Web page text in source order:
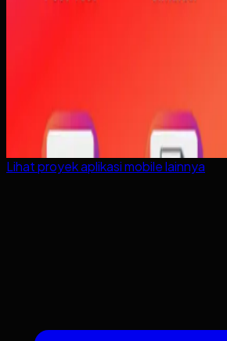
Lihat proyekaplikasi mobilelainnya